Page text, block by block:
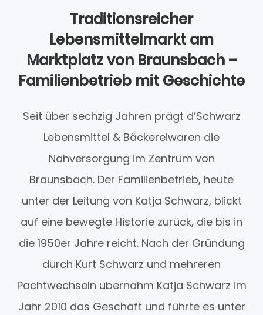
Traditionsreicher
Lebensmittelmarkt am
Marktplatz von Braunsbach –
Familienbetrieb mit Geschichte
Seit über sechzig Jahren prägt d’Schwarz
Lebensmittel & Bäckereiwaren die
Nahversorgung im Zentrum von
Braunsbach. Der Familienbetrieb, heute
unter der Leitung von Katja Schwarz, blickt
auf eine bewegte Historie zurück, die bis in
die 1950er Jahre reicht. Nach der Gründung
durch Kurt Schwarz und mehreren
Pachtwechseln übernahm Katja Schwarz im
Jahr 2010 das Geschäft und führte es unter